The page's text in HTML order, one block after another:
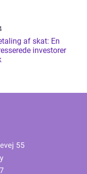
af skat: En
investorer